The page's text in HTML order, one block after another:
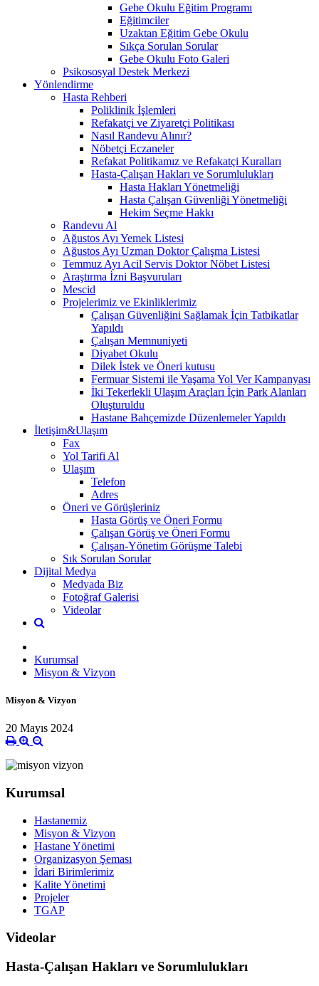
Gebe Okulu Eğitim Programı
Eğitimciler
Uzaktan Eğitim Gebe Okulu
Sıkça Sorulan Sorular
Gebe Okulu Foto Galeri
Psikososyal Destek Merkezi
Yönlendirme
Hasta Rehberi
Poliklinik İşlemleri
Refakatçi ve Ziyaretçi Politikası
Nasıl Randevu Alınır?
Nöbetçi Eczaneler
Refakat Politikamız ve Refakatçi Kuralları
Hasta-Çalışan Hakları ve Sorumlulukları
Hasta Hakları Yönetmeliği
Hasta Çalışan Güvenliği Yönetmeliği
Hekim Seçme Hakkı
Randevu Al
Ağustos Ayı Yemek Listesi
Ağustos Ayı Uzman Doktor Çalışma Listesi
Temmuz Ayı Acil Servis Doktor Nöbet Listesi
Araştırma İzni Başvuruları
Mescid
Projelerimiz ve Ekinliklerimiz
Çalışan Güvenliğini Sağlamak İçin Tatbikatlar
Yapıldı
Çalışan Memnuniyeti
Diyabet Okulu
Dilek İstek ve Öneri kutusu
Fermuar Sistemi ile Yaşama Yol Ver Kampanyası
İki Tekerlekli Ulaşım Araçları İçin Park Alanları
Oluşturuldu
Hastane Bahçemizde Düzenlemeler Yapıldı
İletişim&Ulaşım
Fax
Yol Tarifi Al
Ulaşım
Telefon
Adres
Öneri ve Görüşleriniz
Hasta Görüş ve Öneri Formu
Çalışan Görüş ve Öneri Formu
Çalışan-Yönetim Görüşme Talebi
Sık Sorulan Sorular
Dijital Medya
Medyada Biz
Fotoğraf Galerisi
Videolar
Kurumsal
Misyon & Vizyon
Misyon & Vizyon
20 Mayıs 2024
Kurumsal
Hastanemiz
Misyon & Vizyon
Hastane Yönetimi
Organizasyon Şeması
İdari Birimlerimiz
Kalite Yönetimi
Projeler
TGAP
Videolar
Hasta-Çalışan Hakları ve Sorumlulukları